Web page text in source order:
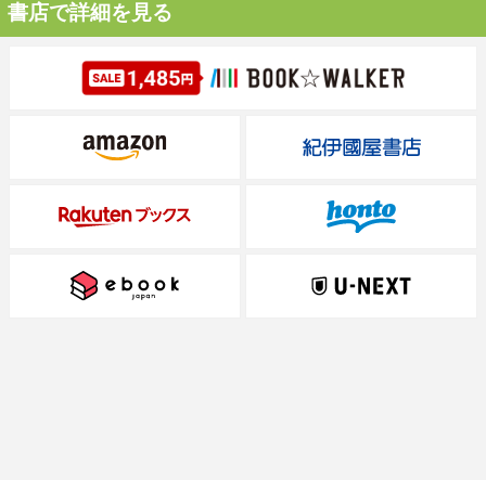
書店で詳細を見る